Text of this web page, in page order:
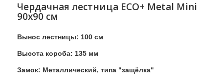
Чердачная лестница ECO+ Metal Mini
90х90 см
Вынос лестницы: 100 см
Высота короба: 135 мм
Замок: Металлический, типа "защёлка"